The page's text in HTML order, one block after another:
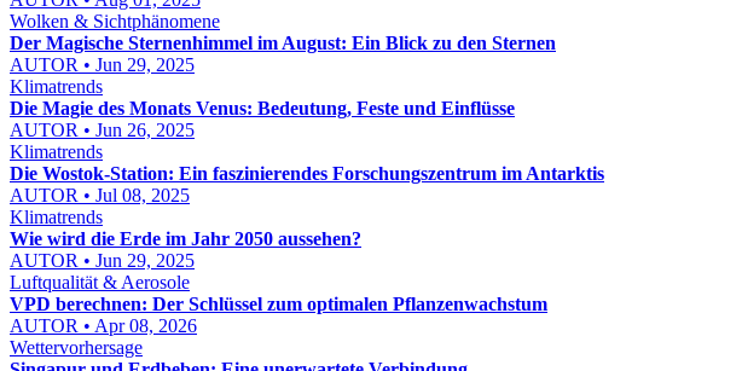
Wolken & Sichtphänomene
Der Magische Sternenhimmel im August: Ein Blick zu den Sternen
AUTOR • Jun 29, 2025
Klimatrends
Die Magie des Monats Venus: Bedeutung, Feste und Einflüsse
AUTOR • Jun 26, 2025
Klimatrends
Die Wostok-Station: Ein faszinierendes Forschungszentrum im Antarktis
AUTOR • Jul 08, 2025
Klimatrends
Wie wird die Erde im Jahr 2050 aussehen?
AUTOR • Jun 29, 2025
Luftqualität & Aerosole
VPD berechnen: Der Schlüssel zum optimalen Pflanzenwachstum
AUTOR • Apr 08, 2026
Wettervorhersage